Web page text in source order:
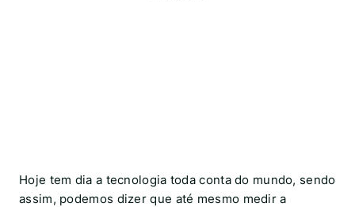
Hoje tem dia a tecnologia toda conta do mundo, sendo
assim, podemos dizer que até mesmo medir a